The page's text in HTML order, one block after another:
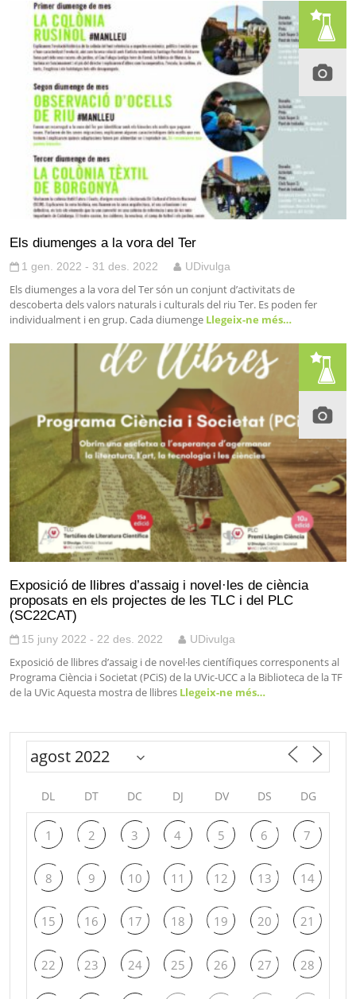
Els diumenges a la vora del Ter
1 gen. 2022 - 31 des. 2022 UDivulga
Els diumenges a la vora del Ter són un conjunt d’activitats de
descoberta dels valors naturals i culturals del riu Ter. Es poden fer
individualment i en grup. Cada diumenge Llegeix-ne més…
Exposició de llibres d’assaig i novel·les de ciència
proposats en els projectes de les TLC i del PLC
(SC22CAT)
15 juny 2022 - 22 des. 2022 UDivulga
Exposició de llibres d’assaig i de novel·les científiques corresponents al
Programa Ciència i Societat (PCiS) de la UVic-UCC a la Biblioteca de la TF
de la UVic Aquesta mostra de llibres Llegeix-ne més…
DL DT DC DJ DV DS DG
1 2 3 4 5 6 7
8 9 10 11 12 13 14
15 16 17 18 19 20 21
22 23 24 25 26 27 28